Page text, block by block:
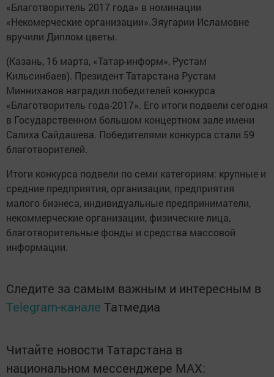
«Благотворитель 2017 года» в номинации
«Некомерческие организации».Зяугарии Исламовне
вручили Диплом цветы.
(Казань, 16 марта, «Татар-информ», Рустам
Кильсинбаев). Президент Татарстана Рустам
Минниханов наградил победителей конкурса
«Благотворитель года-2017». Его итоги подвели сегодня
в Государственном большом концертном зале имени
Салиха Сайдашева. Победителями конкурса стали 59
благотворителей.
Итоги конкурса подвели по семи категориям: крупные и
средние предприятия, организации, предприятия
малого бизнеса, индивидуальные предприниматели,
некоммерческие организации, физические лица,
благотворительные фонды и средства массовой
информации.
Следите за самым важным и интересным в
Telegram-канале Татмедиа
Читайте новости Татарстана в
национальном мессенджере MАХ: